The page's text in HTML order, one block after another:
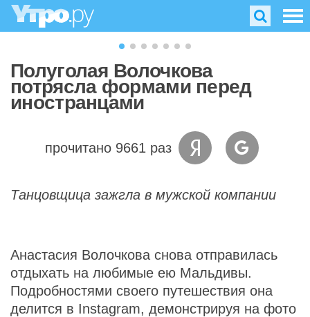
Полуголая Волочкова
потрясла формами перед
иностранцами
прочитано 9661 раз
Танцовщица зажгла в мужской компании
Анастасия Волочкова снова отправилась
отдыхать на любимые ею Мальдивы.
Подробностями своего путешествия она
делится в Instagram, демонстрируя на фото